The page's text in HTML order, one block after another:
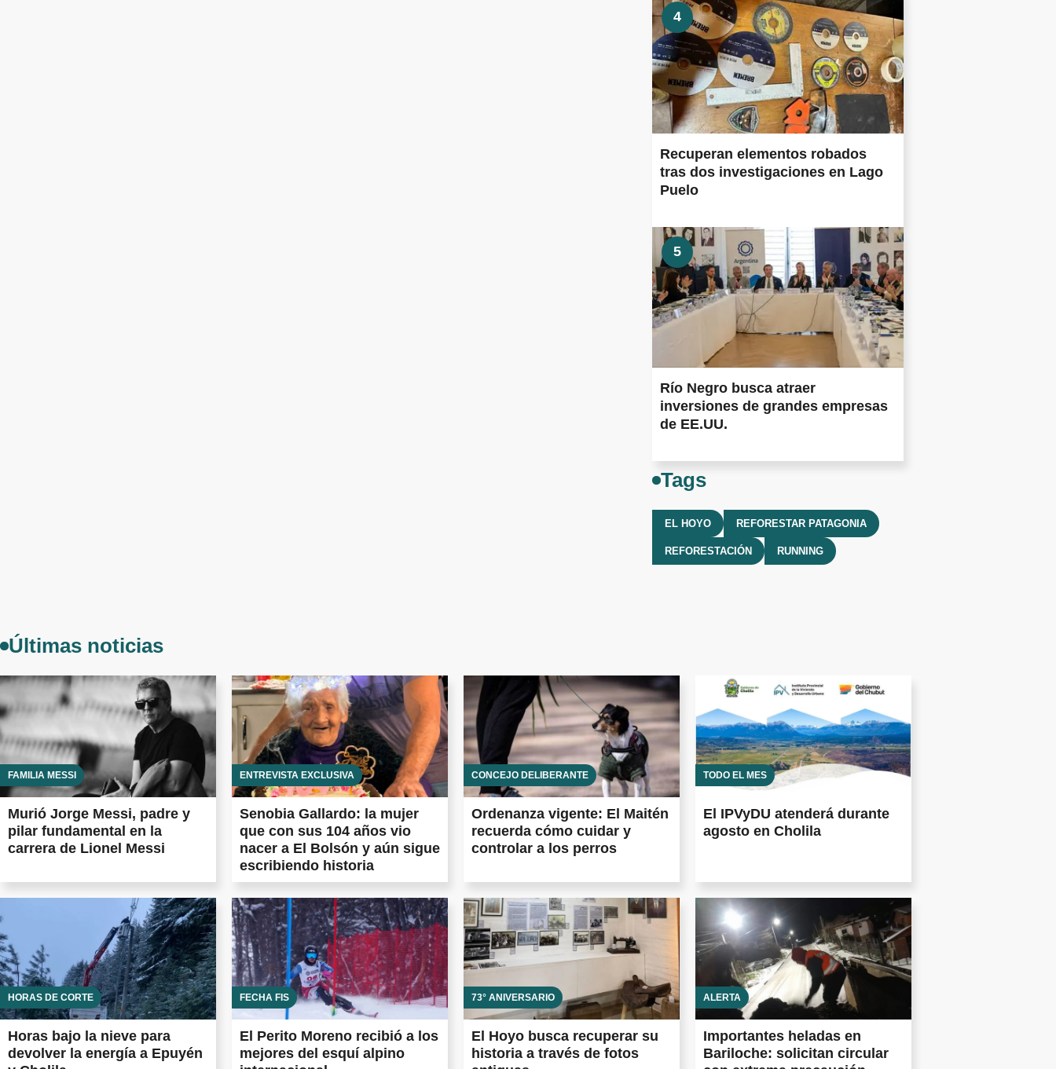
4
Recuperan elementos robados
tras dos investigaciones en Lago
Puelo
5
Río Negro busca atraer
inversiones de grandes empresas
de EE.UU.
Tags
EL HOYO REFORESTAR PATAGONIA
REFORESTACIÓN RUNNING
Últimas noticias
FAMILIA MESSI
Murió Jorge Messi, padre y
pilar fundamental en la
carrera de Lionel Messi
ENTREVISTA EXCLUSIVA
Senobia Gallardo: la mujer
que con sus 104 años vio
nacer a El Bolsón y aún sigue
escribiendo historia
CONCEJO DELIBERANTE
Ordenanza vigente: El Maitén
recuerda cómo cuidar y
controlar a los perros
TODO EL MES
El IPVyDU atenderá durante
agosto en Cholila
HORAS DE CORTE
Horas bajo la nieve para
devolver la energía a Epuyén
FECHA FIS
El Perito Moreno recibió a los
mejores del esquí alpino
73° ANIVERSARIO
El Hoyo busca recuperar su
historia a través de fotos
ALERTA
Importantes heladas en
Bariloche: solicitan circular